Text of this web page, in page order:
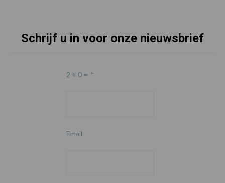
Schrijf u in voor onze nieuwsbrief
2 + 0 = *
Email